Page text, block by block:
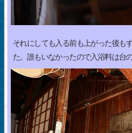
それにしても入る前も上がった後も
た。誰もいなかったので入浴料は台